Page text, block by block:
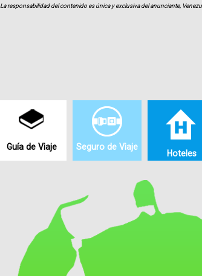
La responsabilidad del contenido es única y exclusiva del anunciante,
Guía de Viaje Seguro de Viaje
Hoteles